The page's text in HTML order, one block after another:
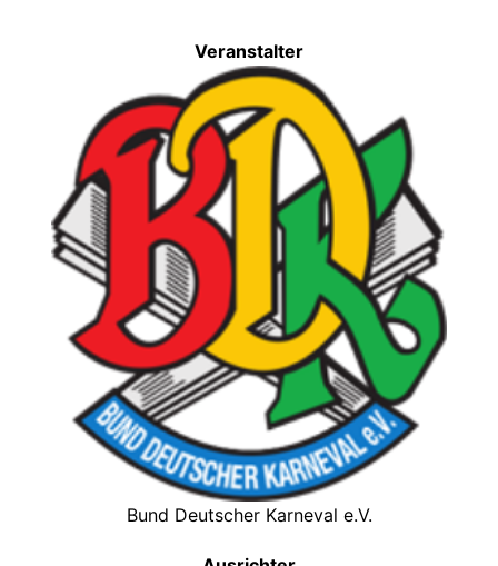
Veranstalter
Bund Deutscher Karneval e.V.